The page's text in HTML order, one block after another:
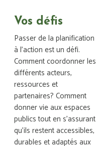
Vos défis
Passer de la planification
à l’action est un défi.
Comment coordonner les
différents acteurs,
ressources et
partenaires? Comment
donner vie aux espaces
publics tout en s’assurant
qu’ils restent accessibles,
durables et adaptés aux